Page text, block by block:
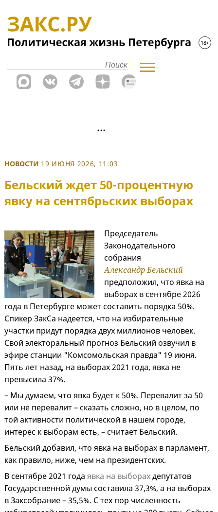
НОВОСТИ 19 ИЮНЯ 2026, 11:03
Бельский ждет 50-процентную
явку на сентябрьских выборах
Председатель
Законодательного
собрания
Александр Бельский
предположил, что явка на
выборах в сентябре 2026
года в Петербурге может составить порядка 50%.
Спикер ЗакСа надеется, что на избирательные
участки придут порядка двух миллионов человек.
Свой электоральный прогноз Бельский озвучил в
эфире станции "Комсомольская правда" 19 июня.
Пять лет назад, на выборах 2021 года, явка не
превысила 37%.
– Мы думаем, что явка будет к 50%. Перевалит за 50
или не перевалит – сказать сложно, но в целом, по
той активности политической в нашем городе,
интерес к выборам есть, – считает Бельский.
Бельский добавил, что явка на выборах в парламент,
как правило, ниже, чем на президентских.
В сентябре 2021 года явка на выборахдепутатов
Государственной думы составила 37,3%, а на выборах
в Заксобрание – 35,5%. С тех пор численность